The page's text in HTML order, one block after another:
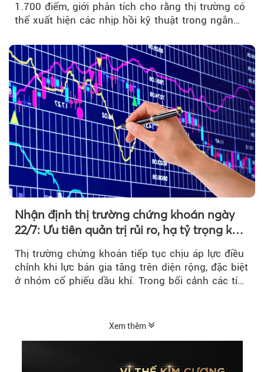
1.700 điểm, giới phân tích cho rằng thị trường có
thể xuất hiện các nhịp hồi kỹ thuật trong ngắn
Nhận định thị trường chứng khoán ngày
22/7: Ưu tiên quản trị rủi ro, hạ tỷ trọng khi
Thị trường chứng khoán tiếp tục chịu áp lực điều
chỉnh khi lực bán gia tăng trên diện rộng, đặc biệt
ở nhóm cổ phiếu dầu khí. Trong bối cảnh các tín
Xem thêm